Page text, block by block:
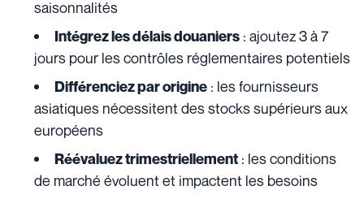
saisonnalités
Intégrez les délais douaniers : ajoutez 3 à 7
jours pour les contrôles réglementaires potentiels
Différenciez par origine : les fournisseurs
asiatiques nécessitent des stocks supérieurs aux
européens
Réévaluez trimestriellement : les conditions
de marché évoluent et impactent les besoins